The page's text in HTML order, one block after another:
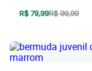
Fifteen
Moda íntima
Calcinhas
R$ 79,99R$ 99,99